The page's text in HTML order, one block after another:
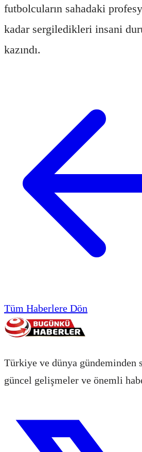
futbolcuların sahadaki
kadar sergiledikleri insani
kazındı.
Tüm Haberlere Dön
Türkiye ve dünya gündeminden
güncel gelişmeler ve önemli